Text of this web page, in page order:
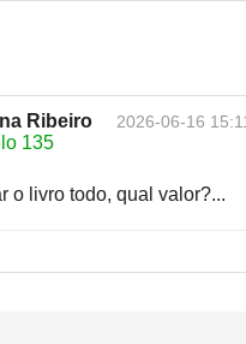
Ribeiro 2026-06-16
135
o livro todo, qual valor?...